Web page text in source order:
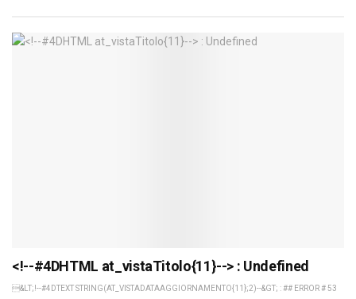
<!--#4DHTML at_vistaTitolo{11}--> : Undefined
&LT;!--#4DTEXT STRING(AT_VISTADATAAGGIORNAMENTO{11};2)--&GT; : ## ERROR # 53